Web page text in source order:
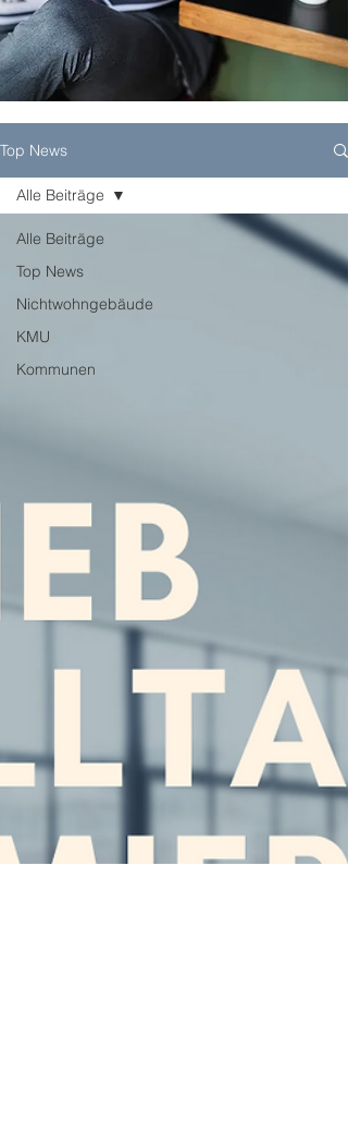
Top News
Alle Beiträge
Top News
Nichtwohngebäude
KMU
Kommunen
Alle Beiträge